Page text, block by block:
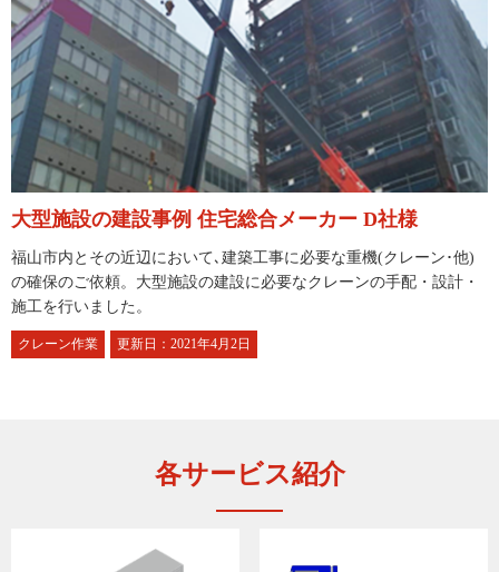
大型施設の建設事例 住宅総合メーカー D社様
福山市内とその近辺において､建築工事に必要な重機(クレーン･他)
の確保のご依頼。大型施設の建設に必要なクレーンの手配・設計・
施工を行いました。
クレーン作業 更新日：2021年4月2日
各サービス紹介